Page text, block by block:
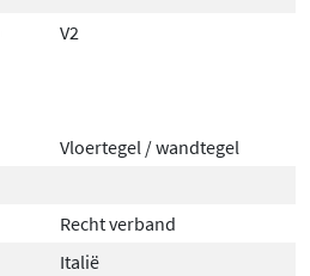
V2
Vloertegel / wandtegel
Recht verband
Italië